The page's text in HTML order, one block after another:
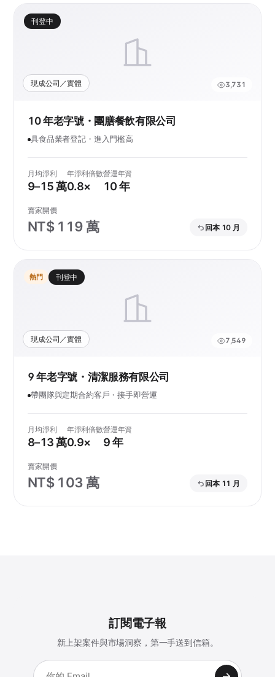
刊登中
現成公司／實體 3,731
10 年老字號・團膳餐飲有限公司
具食品業者登記・進入門檻高
月均淨利
9–15 萬
年淨利倍數
0.8×
營運年資
10 年
賣家開價
NT$ 119 萬 回本 10 月
熱門 刊登中
現成公司／實體 7,549
9 年老字號・清潔服務有限公司
帶團隊與定期合約客戶・接手即營運
月均淨利
8–13 萬
年淨利倍數
0.9×
營運年資
9 年
賣家開價
NT$ 103 萬 回本 11 月
訂閱電子報
新上架案件與市場洞察，第一手送到信箱。